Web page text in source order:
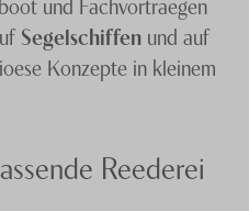
Segelschiffen und auf
Konzepte in kleinem
Reederei